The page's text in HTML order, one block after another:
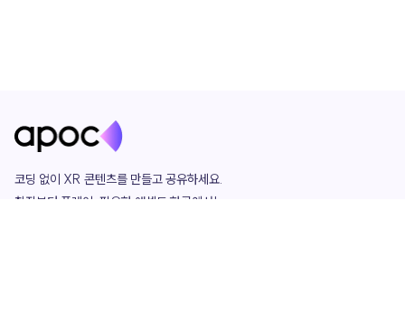
코딩 없이 XR 콘텐츠를 만들고 공유하세요.
창작부터 플레이, 필요한 애셋도 한곳에서!